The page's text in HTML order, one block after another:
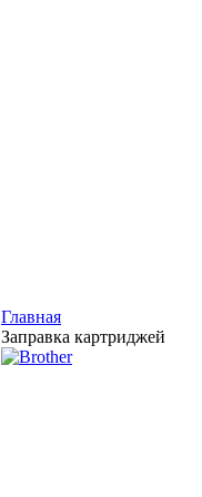
Главная
Заправка картриджей